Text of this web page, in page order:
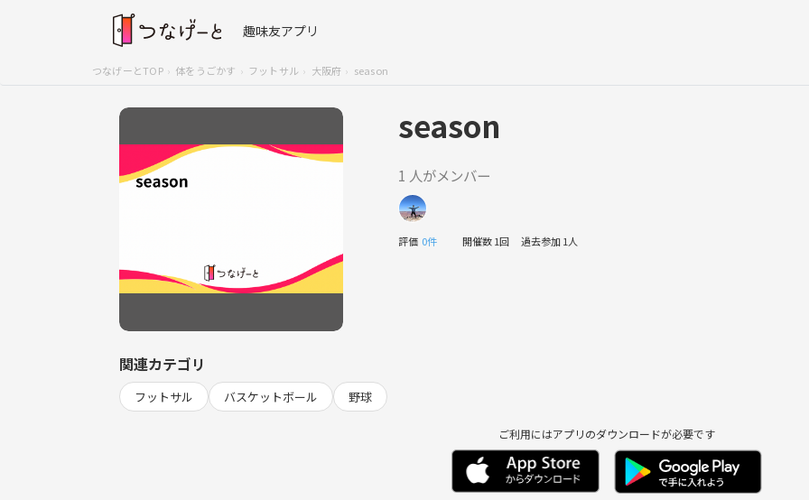
趣味友アプリ
つなげーとTOP 体をうごかす フットサル 大阪府 season
season
1 人がメンバー
評価 0件 開催数 1回 過去参加 1人
関連カテゴリ
フットサル バスケットボール 野球
ご利用にはアプリのダウンロードが必要です